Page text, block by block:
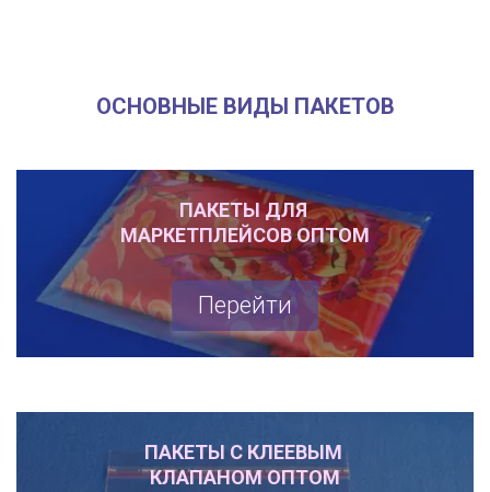
ОСНОВНЫЕ ВИДЫ ПАКЕТОВ
ПАКЕТЫ ДЛЯ
МАРКЕТПЛЕЙСОВ ОПТОМ
Перейти
ПАКЕТЫ С КЛЕЕВЫМ
КЛАПАНОМ ОПТОМ